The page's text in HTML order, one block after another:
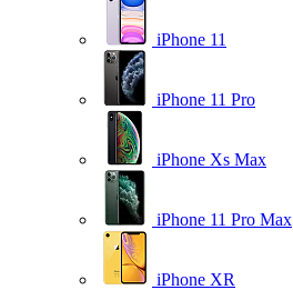
iPhone 11
iPhone 11 Pro
iPhone Xs Max
iPhone 11 Pro Max
iPhone XR